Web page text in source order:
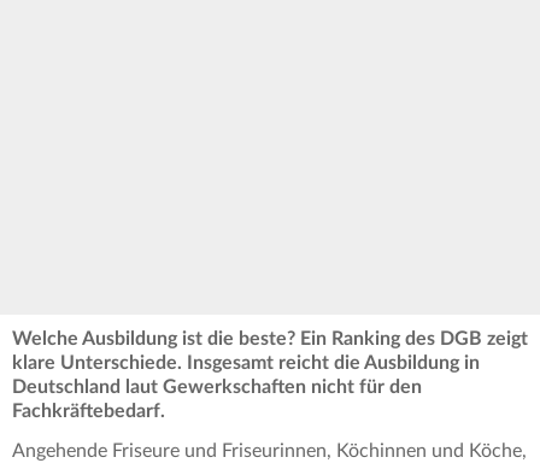
Welche Ausbildung ist die beste? Ein Ranking des DGB zeigt
klare Unterschiede. Insgesamt reicht die Ausbildung in
Deutschland laut Gewerkschaften nicht für den
Fachkräftebedarf.
Angehende Friseure und Friseurinnen, Köchinnen und Köche,